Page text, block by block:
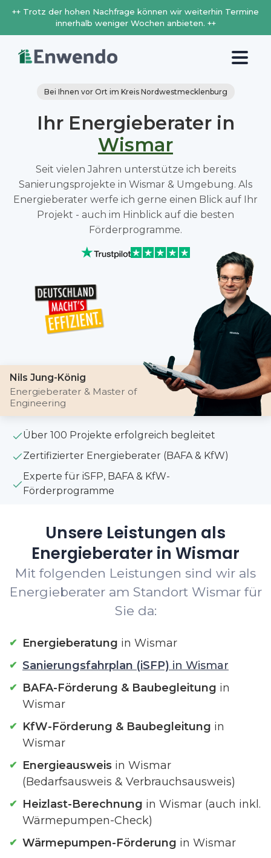
++ Trotz der hohen Nachfrage können wir weiterhin Termine
innerhalb weniger Wochen anbieten. ++
Bei Ihnen vor Ort im Kreis Nordwestmecklenburg
Ihr Energieberater in
Wismar
Seit vielen Jahren unterstütze ich bereits
Sanierungsprojekte in Wismar & Umgebung. Als
Energieberater werfe ich gerne einen Blick auf Ihr
Projekt - auch im Hinblick auf die besten
Förderprogramme.
Nils Jung-König
Energieberater & Master of
Engineering
Über 100 Projekte erfolgreich begleitet
Zertifizierter Energieberater (BAFA & KfW)
Experte für iSFP, BAFA & KfW-
Förderprogramme
Unsere Leistungen als
Energieberater in Wismar
Mit folgenden Leistungen sind wir als
Energieberater am Standort Wismar für
Sie da:
Energieberatung in Wismar
Sanierungsfahrplan (iSFP) in Wismar
BAFA-Förderung & Baubegleitung in
Wismar
KfW-Förderung & Baubegleitung in
Wismar
Energieausweis in Wismar
(Bedarfsausweis & Verbrauchsausweis)
Heizlast-Berechnung in Wismar (auch inkl.
Wärmepumpen-Check)
Wärmepumpen-Förderung in Wismar